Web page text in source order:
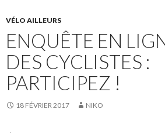
VÉLO AILLEURS
ENQUÊTE EN
DES CYCLISTES :
PARTICIPEZ !
18 FÉVRIER 2017 NIKO